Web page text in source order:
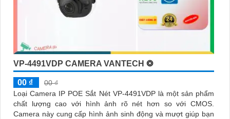
VP-4491VDP CAMERA VANTECH ❂
00 ₫
00 ₫
Loại Camera IP POE Sắt Nét VP-4491VDP là một sản phẩm
chất lượng cao với hình ảnh rõ nét hơn so với CMOS.
Camera này cung cấp hình ảnh sinh động và mượt giúp bạn